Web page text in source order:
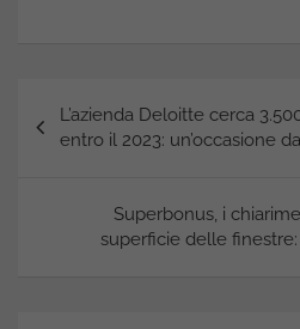
articoli
L’azienda Deloitte cerca
entro il 2023: un’occasione
Superbonus, i
superficie delle